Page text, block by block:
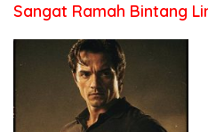
Sangat Ramah Bintang